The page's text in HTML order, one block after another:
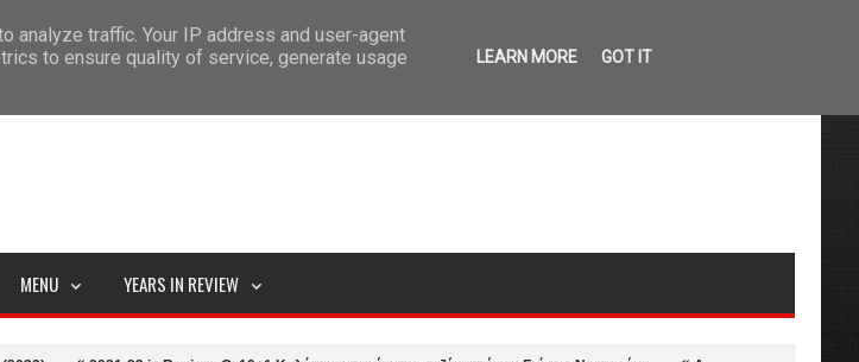
MENU YEARS IN REVIEW
traffic. Your IP address and user-agent
to ensure quality of service, generate usage
LEARN MORE GOT IT